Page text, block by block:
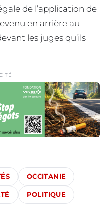
de l’application de
en arrière au
les juges qu’ils
OCCITANIE
POLITIQUE